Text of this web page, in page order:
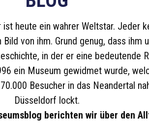
ist heute ein wahrer Weltstar. Jeder
von ihm. Grund genug, dass ihm
in der er eine bedeutende
ein Museum gewidmet wurde,
Besucher in das Neandertal
Düsseldorf lockt.
berichten wir über den